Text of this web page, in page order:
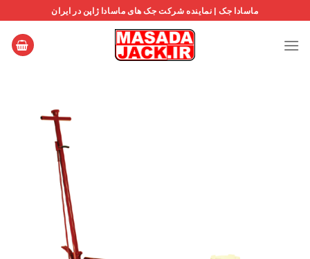
to
content
ماسادا جک | نماینده شرکت جک های ماسادا ژاپن در ایران